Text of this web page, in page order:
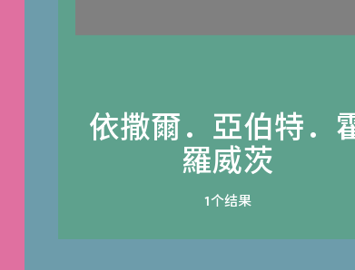
依撒爾．亞伯特．
羅威茨
1个结果